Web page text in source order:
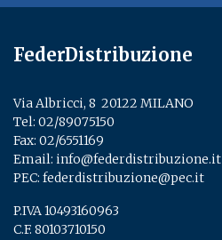
FederDistribuzione
Via Albricci, 8 ­ 20122 MILANO
Tel: 02/89075150
Fax: 02/6551169
Email: info@federdistribuzione.it
PEC: federdistribuzione@pec.it
P.IVA 10493160963
C.F. 80103710150